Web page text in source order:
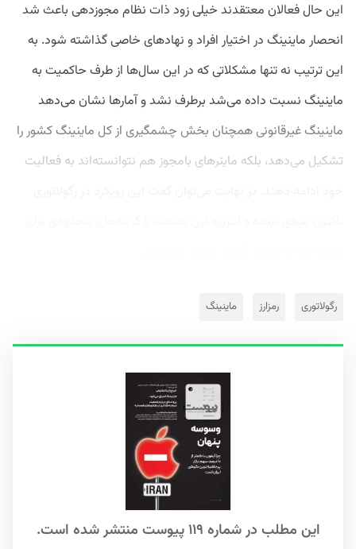
این حال فعالان معتقدند خیلی زود ذات نظام مجوزدهی باعث شد
انحصار ماینینگ در اختیار افراد و نهاد‌های خاصی گذاشته شود. به
این ترتیب نه تنها مشکلاتی که در این سال‌ها از طرف حاکمیت به
ماینینگ نسبت داده می‌شد برطرف نشد و آمارها نشان می‌دهد
ماینینگ غیرقانونی همچنان بخش چشمگیری از کل ماینینگ کشور را
تشکیل می‌دهد، بلکه ماینرهای بامجوز هم نتوانسته‌اند به فعالیت
رگولاتوری رمزارز ماینینگ
این مطلب در شماره ۱۱۹ پیوست منتشر شده است.